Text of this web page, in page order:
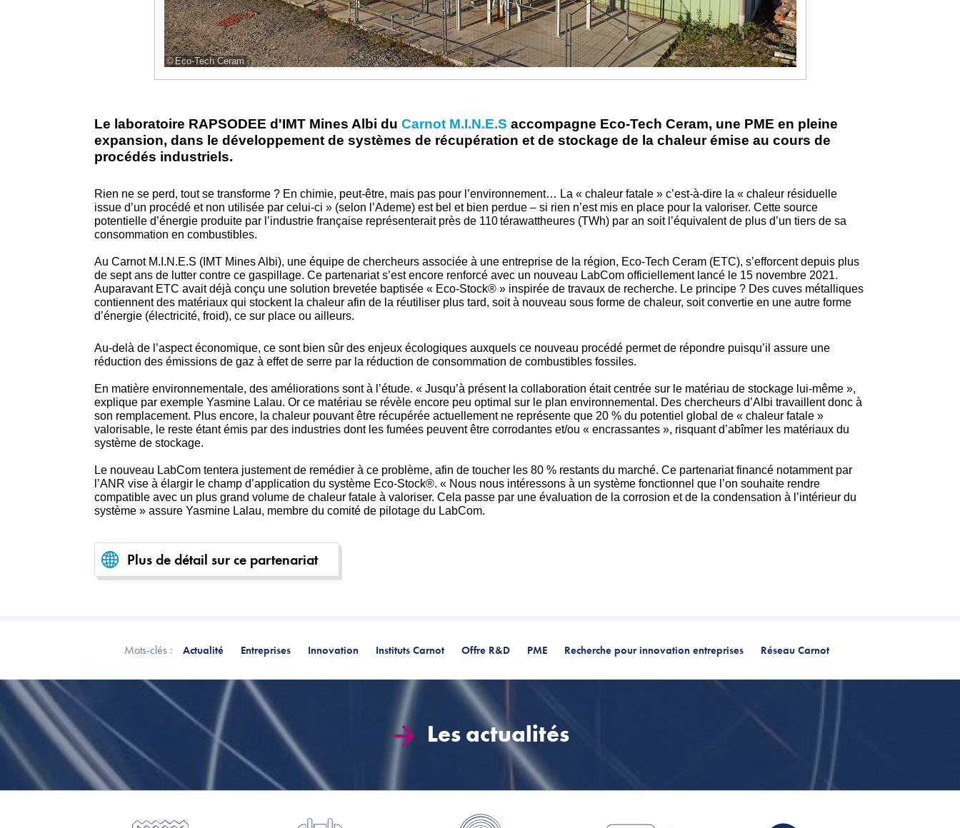
Eco-Tech Ceram
Le laboratoire RAPSODEE d'IMT Mines Albi du Carnot M.I.N.E.S accompagne Eco-Tech Ceram, une PME en pleine
expansion, dans le développement de systèmes de récupération et de stockage de la chaleur émise au cours de
procédés industriels.
Rien ne se perd, tout se transforme ? En chimie, peut-être, mais pas pour l’environnement… La « chaleur fatale » c’est-à-dire la « chaleur résiduelle
issue d’un procédé et non utilisée par celui-ci » (selon l’Ademe) est bel et bien perdue – si rien n’est mis en place pour la valoriser. Cette source
potentielle d’énergie produite par l’industrie française représenterait près de 110 térawattheures (TWh) par an soit l’équivalent de plus d’un tiers de sa
consommation en combustibles.
Au Carnot M.I.N.E.S (IMT Mines Albi), une équipe de chercheurs associée à une entreprise de la région, Eco-Tech Ceram (ETC), s’efforcent depuis plus
de sept ans de lutter contre ce gaspillage. Ce partenariat s’est encore renforcé avec un nouveau LabCom officiellement lancé le 15 novembre 2021.
Auparavant ETC avait déjà conçu une solution brevetée baptisée « Eco-Stock® » inspirée de travaux de recherche. Le principe ? Des cuves métalliques
contiennent des matériaux qui stockent la chaleur afin de la réutiliser plus tard, soit à nouveau sous forme de chaleur, soit convertie en une autre forme
d’énergie (électricité, froid), ce sur place ou ailleurs.
Au-delà de l’aspect économique, ce sont bien sûr des enjeux écologiques auxquels ce nouveau procédé permet de répondre puisqu’il assure une
réduction des émissions de gaz à effet de serre par la réduction de consommation de combustibles fossiles.
En matière environnementale, des améliorations sont à l’étude. « Jusqu’à présent la collaboration était centrée sur le matériau de stockage lui-même »,
explique par exemple Yasmine Lalau. Or ce matériau se révèle encore peu optimal sur le plan environnemental. Des chercheurs d’Albi travaillent donc à
son remplacement. Plus encore, la chaleur pouvant être récupérée actuellement ne représente que 20 % du potentiel global de « chaleur fatale »
valorisable, le reste étant émis par des industries dont les fumées peuvent être corrodantes et/ou « encrassantes », risquant d’abîmer les matériaux du
système de stockage.
Le nouveau LabCom tentera justement de remédier à ce problème, afin de toucher les 80 % restants du marché. Ce partenariat financé notamment par
l’ANR vise à élargir le champ d’application du système Eco-Stock®. « Nous nous intéressons à un système fonctionnel que l’on souhaite rendre
compatible avec un plus grand volume de chaleur fatale à valoriser. Cela passe par une évaluation de la corrosion et de la condensation à l’intérieur du
système » assure Yasmine Lalau, membre du comité de pilotage du LabCom.
Plus de détail sur ce partenariat
Mots-clés : Actualité Entreprises Innovation Instituts Carnot Offre R&D PME Recherche pour innovation entreprises Réseau Carnot
Les actualités